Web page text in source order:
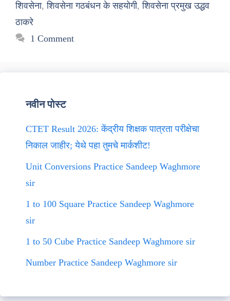
शिवसेना,शिवसेना गठबंधन के सहयोगी,शिवसेना प्रमुख उद्धव
ठाकरे
1 Comment
नवीन पोस्ट
CTET Result 2026: केंद्रीय शिक्षक पात्रता परीक्षेचा
निकाल जाहीर; येथे पहा तुमचे मार्कशीट!
Unit Conversions Practice Sandeep Waghmore
sir
1 to 100 Square Practice Sandeep Waghmore
sir
1 to 50 Cube Practice Sandeep Waghmore sir
Number Practice Sandeep Waghmore sir